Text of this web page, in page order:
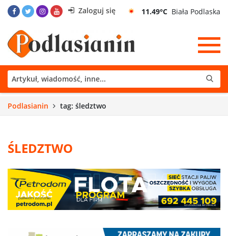
Zaloguj się 11.49°C Biała Podlaska
Podlasianin tag: śledztwo
ŚLEDZTWO